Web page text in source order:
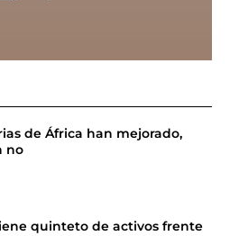
de África han mejorado,
no
quinteto de activos frente